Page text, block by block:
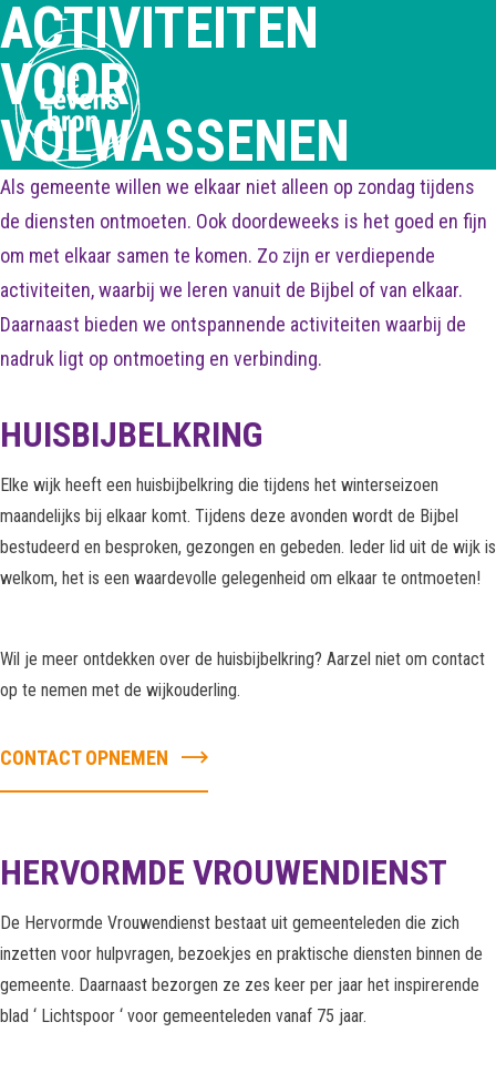
ACTIVITEITEN
VOOR
VOLWASSENEN
Als gemeente willen we elkaar niet alleen op zondag tijdens
de diensten ontmoeten. Ook doordeweeks is het goed en fijn
om met elkaar samen te komen. Zo zijn er verdiepende
activiteiten, waarbij we leren vanuit de Bijbel of van elkaar.
Daarnaast bieden we ontspannende activiteiten waarbij de
nadruk ligt op ontmoeting en verbinding.
HUISBIJBELKRING
Elke wijk heeft een huisbijbelkring die tijdens het winterseizoen
maandelijks bij elkaar komt. Tijdens deze avonden wordt de Bijbel
bestudeerd en besproken, gezongen en gebeden. Ieder lid uit de wijk is
welkom, het is een waardevolle gelegenheid om elkaar te ontmoeten!
Wil je meer ontdekken over de huisbijbelkring? Aarzel niet om contact
op te nemen met de wijkouderling.
CONTACT OPNEMEN
HERVORMDE VROUWENDIENST
De Hervormde Vrouwendienst bestaat uit gemeenteleden die zich
inzetten voor hulpvragen, bezoekjes en praktische diensten binnen de
gemeente. Daarnaast bezorgen ze zes keer per jaar het inspirerende
blad ‘ Lichtspoor ‘ voor gemeenteleden vanaf 75 jaar.